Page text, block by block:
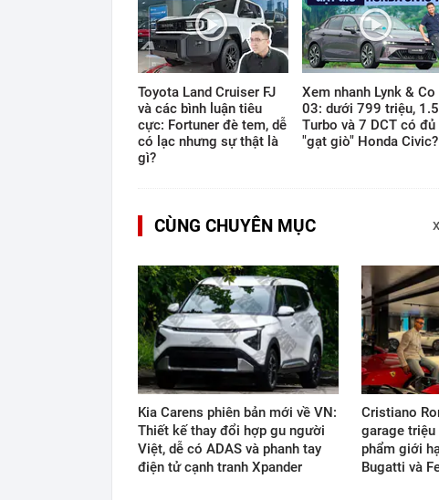
Toyota Land Cruiser FJ
và các bình luận tiêu
cực: Fortuner đè tem, dễ
có lạc nhưng sự thật là
gì?
Xem nhanh Lynk & Co
03: dưới 799 triệu, 1.5
Turbo và 7 DCT có đủ
"gạt giò" Honda Civic?
CÙNG CHUYÊN MỤC
Kia Carens phiên bản mới về VN:
Thiết kế thay đổi hợp gu người
Việt, dễ có ADAS và phanh tay
điện tử cạnh tranh Xpander
Cristiano
garage triệu
phẩm giới
Bugatti và